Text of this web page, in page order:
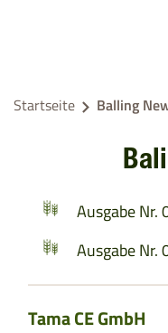
Startseite Balling
Ausgabe Nr.
Ausgabe Nr.
Tama CE GmbH